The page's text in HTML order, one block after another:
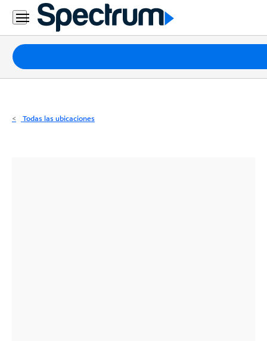
Residencial
Business
Paquetes
Internet
Todas las ubicaciones